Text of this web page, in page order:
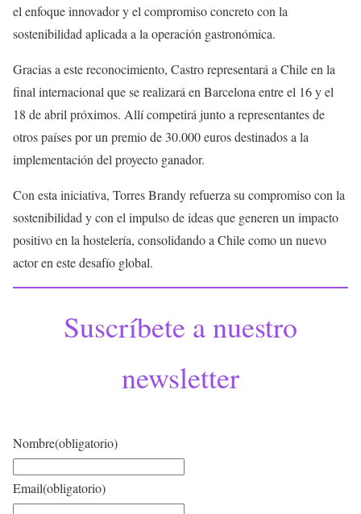
el enfoque innovador y el compromiso concreto con la
sostenibilidad aplicada a la operación gastronómica.
Gracias a este reconocimiento, Castro representará a Chile en la
final internacional que se realizará en Barcelona entre el 16 y el
18 de abril próximos. Allí competirá junto a representantes de
otros países por un premio de 30.000 euros destinados a la
implementación del proyecto ganador.
Con esta iniciativa, Torres Brandy refuerza su compromiso con la
sostenibilidad y con el impulso de ideas que generen un impacto
positivo en la hostelería, consolidando a Chile como un nuevo
actor en este desafío global.
Suscríbete a nuestro
newsletter
Nombre(obligatorio)
Email(obligatorio)